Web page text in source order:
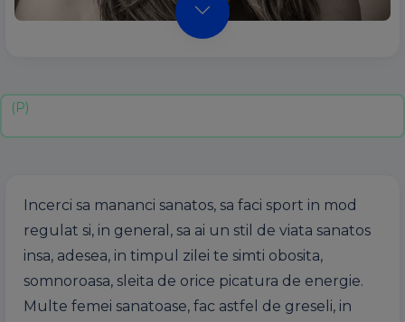
Incerci sa mananci sanatos, sa faci sport in mod
regulat si, in general, sa ai un stil de viata sanatos
insa, adesea, in timpul zilei te simti obosita,
somnoroasa, sleita de orice picatura de energie.
Multe femei sanatoase, fac astfel de greseli, in